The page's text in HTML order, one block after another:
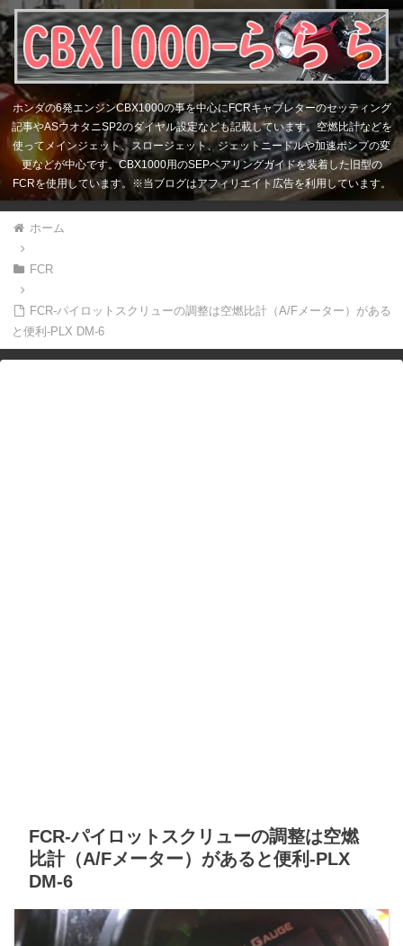
ホンダの6発エンジンCBX1000の事を中心にFCRキャブレターのセッティング
記事やASウオタニSP2のダイヤル設定なども記載しています。空燃比計などを
使ってメインジェット、スロージェット、ジェットニードルや加速ポンプの変
更などが中心です。CBX1000用のSEPベアリングガイドを装着した旧型の
FCRを使用しています。※当ブログはアフィリエイト広告を利用しています。
ホーム
FCR
FCR-パイロットスクリューの調整は空燃比計（A/Fメーター）がある
と便利-PLX DM-6
FCR-パイロットスクリューの調整は空燃
比計（A/Fメーター）があると便利-PLX
DM-6